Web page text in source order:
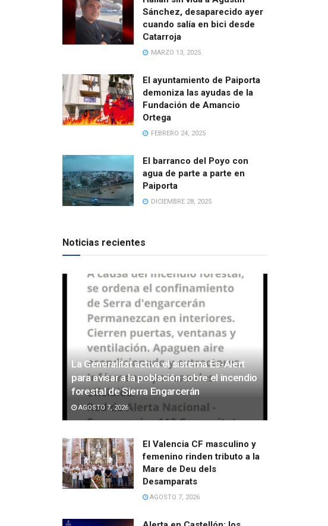
Sánchez, desaparecido ayer
cuando salía en bici desde
Catarroja
MARZO 13, 2025
El ayuntamiento de Paiporta
demoniza las ayudas de la
Fundación de Amancio
Ortega
FEBRERO 24, 2025
El barranco del Poyo con
agua de parte a parte en
Paiporta
DICIEMBRE 28, 2025
Noticias recientes
La Generalitat activa el sistema Es-Alert
para avisar a la población sobre el incendio
forestal de Sierra Engarcerán
AGOSTO 7, 2026
El Valencia CF masculino y
femenino rinden tributo a la
Mare de Deu dels
Desamparats
AGOSTO 7, 2026